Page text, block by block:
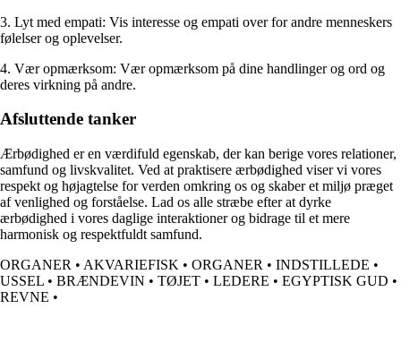
3. Lyt med empati: Vis interesse og empati over for andre menneskers
følelser og oplevelser.
4. Vær opmærksom: Vær opmærksom på dine handlinger og ord og
deres virkning på andre.
Afsluttende tanker
Ærbødighed er en værdifuld egenskab, der kan berige vores relationer,
samfund og livskvalitet. Ved at praktisere ærbødighed viser vi vores
respekt og højagtelse for verden omkring os og skaber et miljø præget
af venlighed og forståelse. Lad os alle stræbe efter at dyrke
ærbødighed i vores daglige interaktioner og bidrage til et mere
harmonisk og respektfuldt samfund.
ORGANER • AKVARIEFISK • ORGANER • INDSTILLEDE •
USSEL • BRÆNDEVIN • TØJET • LEDERE • EGYPTISK GUD •
REVNE •